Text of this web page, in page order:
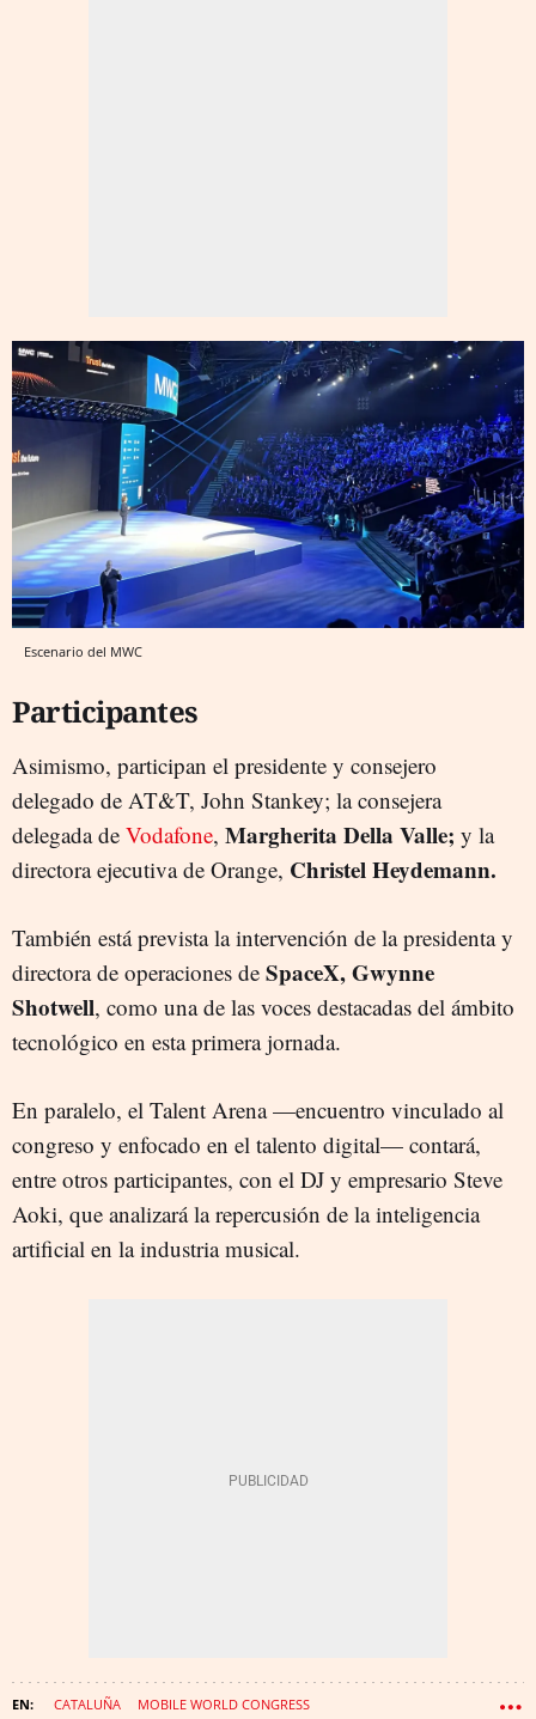
Escenario del MWC
Participantes
Asimismo, participan el presidente y consejero
delegado de AT&T, John Stankey; la consejera
delegada de Vodafone, Margherita Della Valle; y la
directora ejecutiva de Orange, Christel Heydemann.
También está prevista la intervención de la presidenta y
directora de operaciones de SpaceX, Gwynne
Shotwell, como una de las voces destacadas del ámbito
tecnológico en esta primera jornada.
En paralelo, el Talent Arena —encuentro vinculado al
congreso y enfocado en el talento digital— contará,
entre otros participantes, con el DJ y empresario Steve
Aoki, que analizará la repercusión de la inteligencia
artificial en la industria musical.
CATALUÑA MOBILE WORLD CONGRESS